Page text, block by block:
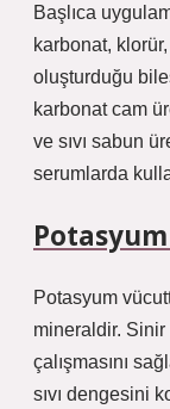
Başlıca
karbonat,
oluşturduğu
karbonat cam
ve sıvı sabun
serumlarda
Potasyum
mineraldir.
çalışmasını
sıvı dengesini